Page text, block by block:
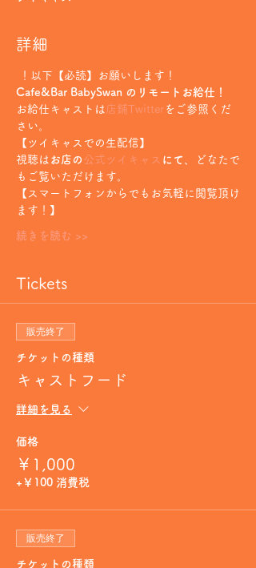
詳細
！以下【必読】お願いします！
Cafe&Bar BabySwan のリモートお給仕！
お給仕キャストは 店鋪Twitter をご参照くだ
さい。
【ツイキャスでの生配信】
視聴は お店の 公式ツイキャス にて 、どなたで
もご覧いただけます。
【スマートフォンからでもお気軽に閲覧頂け
ます！】
続きを読む >>
Tickets
販売終了
チケットの種類
キャストフード
詳細を見る
価格
￥1,000
+￥100 消費税
販売終了
チケットの種類